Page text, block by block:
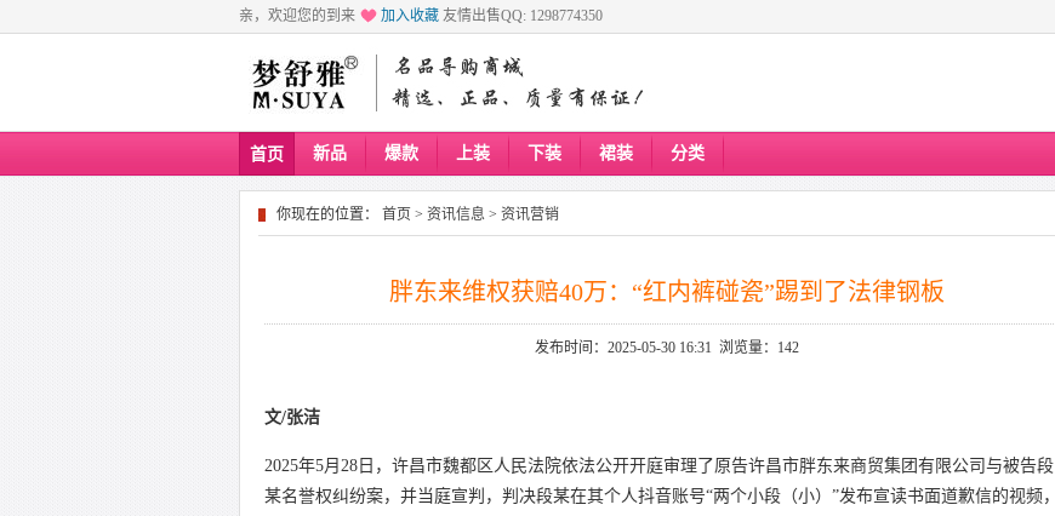
亲，欢迎您的到来 加入收藏 友情出售QQ: 1298774350
首页 新品 爆款 上装 下装 裙装 分类
你现在的位置： 首页 > 资讯信息 > 资讯营销
胖东来维权获赔40万：“红内裤碰瓷”踢到了法律钢板
发布时间：2025-05-30 16:31 浏览量：142
文/张洁
2025年5月28日，许昌市魏都区人民法院依法公开开庭审理了原告许昌市胖东来商贸集团有限公司与被告段
某名誉权纠纷案，并当庭宣判，判决段某在其个人抖音账号“两个小段（小）”发布宣读书面道歉信的视频，